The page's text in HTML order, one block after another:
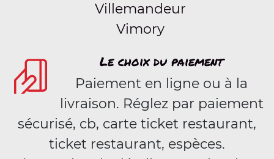
Villemandeur
Vimory
Le choix du paiement
Paiement en ligne ou à la
livraison. Réglez par paiement
sécurisé, cb, carte ticket restaurant,
ticket restaurant, espèces.